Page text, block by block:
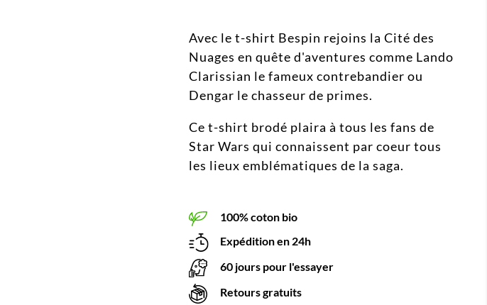
Avec le t-shirt Bespin rejoins la Cité des
Nuages en quête d'aventures comme Lando
Clarissian le fameux contrebandier ou
Dengar le chasseur de primes.
Ce t-shirt brodé plaira à tous les fans de
Star Wars qui connaissent par coeur tous
les lieux emblématiques de la saga.
100% coton bio
Expédition en 24h
60 jours pour l'essayer
Retours gratuits